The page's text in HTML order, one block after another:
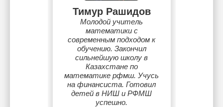
Тимур Рашидов
Молодой учитель
математики с
современным подходом к
обучению. Закончил
сильнейшую школу в
Казахстане по
математике рфмш. Учусь
на финансиста. Готовил
детей в НИШ и РФМШ
успешно.